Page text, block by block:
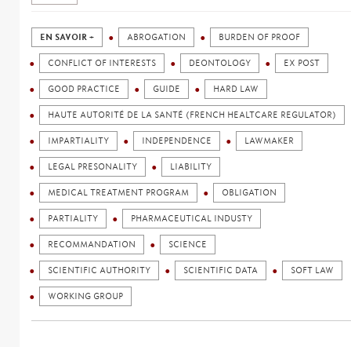
EN SAVOIR + ABROGATION BURDEN OF PROOF
CONFLICT OF INTERESTS DEONTOLOGY EX POST
GOOD PRACTICE GUIDE HARD LAW
HAUTE AUTORITÉ DE LA SANTÉ (FRENCH HEALTCARE REGULATOR)
IMPARTIALITY INDEPENDENCE LAWMAKER
LEGAL PRESONALITY LIABILITY
MEDICAL TREATMENT PROGRAM OBLIGATION
PARTIALITY PHARMACEUTICAL INDUSTY
RECOMMANDATION SCIENCE
SCIENTIFIC AUTHORITY SCIENTIFIC DATA SOFT LAW
WORKING GROUP